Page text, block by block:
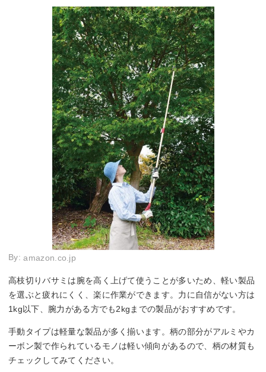
By:amazon.co.jp
高枝切りバサミは腕を高く上げて使うことが多いため、軽い製品
を選ぶと疲れにくく、楽に作業ができます。力に自信がない方は
1kg以下、腕力がある方でも2kgまでの製品がおすすめです。
手動タイプは軽量な製品が多く揃います。柄の部分がアルミやカ
ーボン製で作られているモノは軽い傾向があるので、柄の材質も
チェックしてみてください。